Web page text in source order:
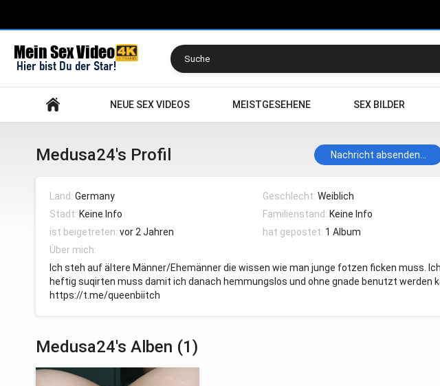
NEUE SEX VIDEOS MEISTGESEHENE SEX BILDER
Medusa24's Profil Nachricht absenden...
Land: Germany
Stadt: Keine Info
ist beigetreten: vor 2 Jahren
Geschlecht:Weiblich
Familienstand: Keine Info
hat gepostet: 1 Album
Über mich:
Ich steh auf ältere Männer/Ehemänner die wissen wie man junge fotzen ficken muss.
heftig suqirten muss damit ich danach hemmungslos und ohne gnade benutzt werden
https://t.me/queenbiitch
Medusa24's Alben (1)